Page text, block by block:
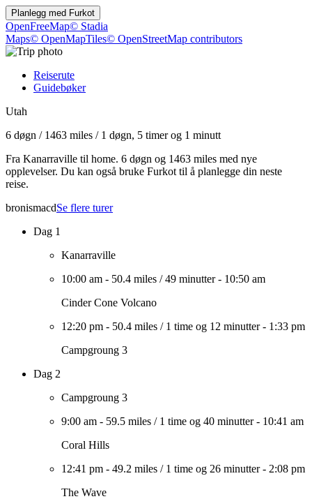
Planlegg med Furkot
OpenFreeMap© Stadia
Maps© OpenMapTiles© OpenStreetMap contributors
Reiserute
Guidebøker
Utah
6 døgn / 1463 miles / 1 døgn, 5 timer og 1 minutt
Fra Kanarraville til home. 6 døgn og 1463 miles med nye
opplevelser. Du kan også bruke Furkot til å planlegge din neste
reise.
bronismacdSe flere turer
Dag 1
Kanarraville
10:00 am - 50.4 miles /49 minutter- 10:50 am
Cinder Cone Volcano
12:20 pm - 50.4 miles / 1 time og 12 minutter- 1:33 pm
Campgroung 3
Dag 2
Campgroung 3
9:00 am - 59.5 miles / 1 time og 40 minutter- 10:41 am
Coral Hills
12:41 pm - 49.2 miles / 1 time og 26 minutter- 2:08 pm
The Wave